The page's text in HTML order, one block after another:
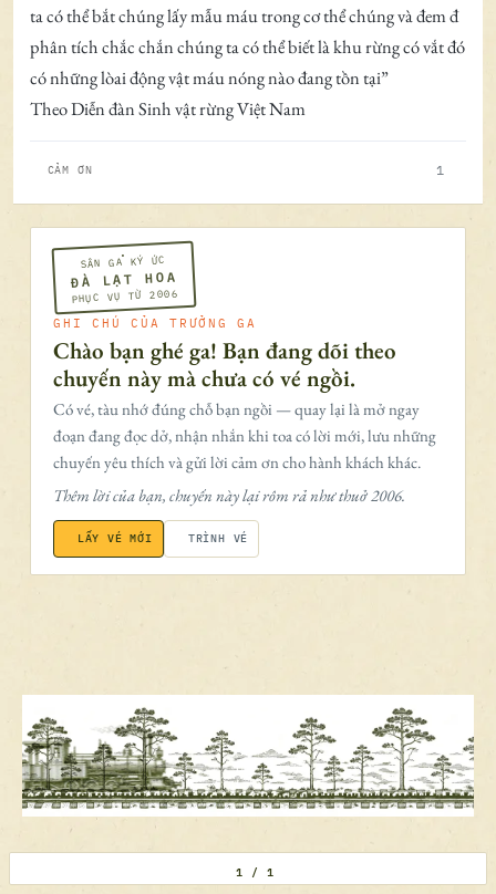
ta có thể bắt chúng lấy mẫu máu trong cơ thể chúng và đem đ
phân tích chắc chắn chúng ta có thể biết là khu rừng có vắt đó
có những lòai động vật máu nóng nào đang tồn tại”
Theo Diễn đàn Sinh vật rừng Việt Nam
CẢM ƠN 1
SÂN GA KÝ ỨC
ĐÀ LẠT HOA
PHỤC VỤ TỪ 2006
GHI CHÚ CỦA TRƯỞNG GA
Chào bạn ghé ga! Bạn đang dõi theo
chuyến này mà chưa có vé ngồi.
Có vé, tàu nhớ đúng chỗ bạn ngồi — quay lại là mở ngay
đoạn đang đọc dở, nhận nhắn khi toa có lời mới, lưu những
chuyến yêu thích và gửi lời cảm ơn cho hành khách khác.
Thêm lời của bạn, chuyến này lại rôm rả như thuở 2006.
LẤY VÉ MỚI TRÌNH VÉ
Xin nhẹ bước nơi sân ga — tàu ký ức đang đỗ.
1 / 1